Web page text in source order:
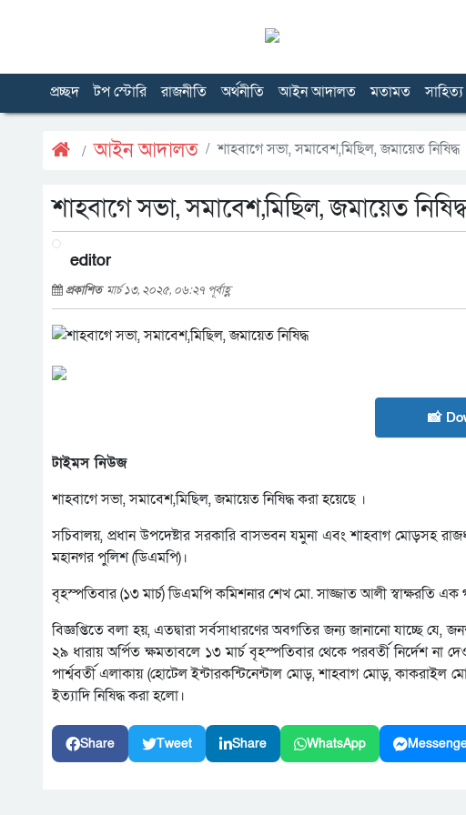
প্রচ্ছদ টপ স্টোরি রাজনীতি অর্থনীতি আইন আদালত মতামত সাহিত্য
আইন আদালত শাহবাগে সভা, সমাবেশ,মিছিল, জমায়েত নিষিদ্ধ
শাহবাগে সভা, সমাবেশ,মিছিল, জমায়েত
editor
প্রকাশিত মার্চ ১৩, ২০২৫, ০৬:২৭ পূর্বাহ্ণ
📸
টাইমস নিউজ
শাহবাগে সভা, সমাবেশ,মিছিল, জমায়েত নিষিদ্ধ করা হয়েছে ।
সচিবালয়, প্রধান উপদেষ্টার সরকারি বাসভবন যমুনা এবং শাহবাগ মোড়সহ
মহানগর পুলিশ (ডিএমপি)।
বৃহস্পতিবার (১৩ মার্চ) ডিএমপি কমিশনার শেখ মো. সাজ্জাত আলী স্বাক্ষরতি
বিজ্ঞপ্তিতে বলা হয়, এতদ্বারা সর্বসাধারণের অবগতির জন্য জানানো যাচ্ছে যে,
২৯ ধারায় অর্পিত ক্ষমতাবলে ১৩ মার্চ বৃহস্পতিবার থেকে পরবর্তী নির্দেশ না
পার্শ্ববর্তী এলাকায় (হোটেল ইন্টারকন্টিনেন্টাল মোড়, শাহবাগ মোড়,
ইত্যাদি নিষিদ্ধ করা হলো।
Share Tweet Share WhatsApp